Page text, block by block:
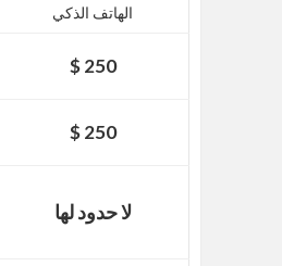
الهاتف الذكي
$ 250
$ 250
لا حدود لها